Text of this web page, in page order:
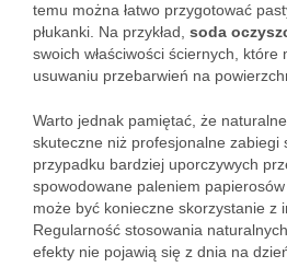
temu można łatwo przygotować
płukanki. Na przykład, soda
swoich właściwości ściernych, które
usuwaniu przebarwień na
Warto jednak pamiętać, że
skuteczne niż profesjonalne zabiegi
przypadku bardziej uporczywych
spowodowane paleniem
może być konieczne skorzystanie z
Regularność stosowania
efekty nie pojawią się z dnia na